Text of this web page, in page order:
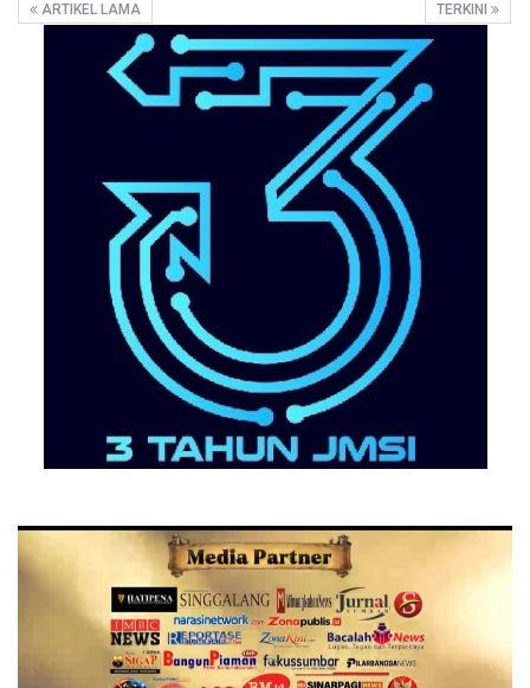
ARTIKEL LAMA TERKINI